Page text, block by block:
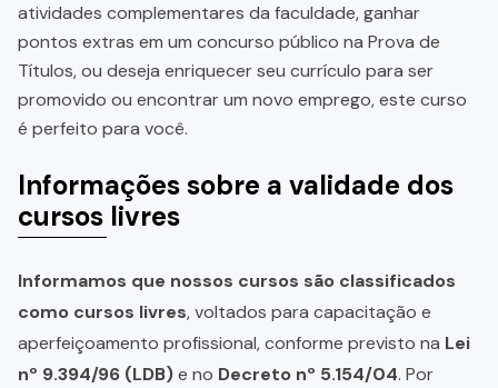
atividades complementares da faculdade, ganhar
pontos extras em um concurso público na Prova de
Títulos, ou deseja enriquecer seu currículo para ser
promovido ou encontrar um novo emprego, este curso
é perfeito para você.
Informações sobre a validade dos
cursos livres
Informamos que nossos cursos são classificados
como cursos livres, voltados para capacitação e
aperfeiçoamento profissional, conforme previsto na Lei
nº 9.394/96 (LDB)e no Decreto nº 5.154/04. Por